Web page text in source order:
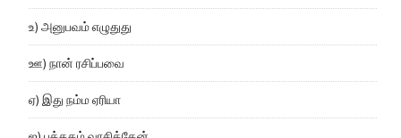
உ) அனுபவம் எழுதுது
ஊ) நான் ரசிப்பவை
ஏ) இது நம்ம ஏரியா